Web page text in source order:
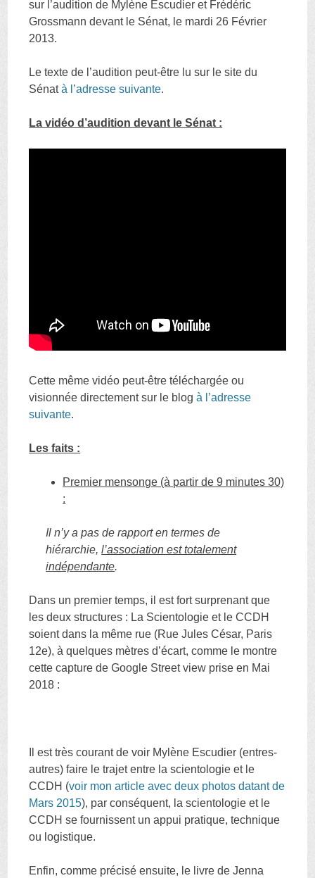
sur l’audition de Mylène Escudier et Frédéric
Grossmann devant le Sénat, le mardi 26 Février
2013.
Le texte de l’audition peut-être lu sur le site du
Sénatà l’adresse suivante.
La vidéo d’audition devant le Sénat :
Cette même vidéo peut-être téléchargée ou
visionnée directement sur le blogà l’adresse
suivante.
Les faits :
Premier mensonge (à partir de 9 minutes 30)
:
Il n’y a pas de rapport en termes de
hiérarchie,l’association est totalement
indépendante.
Dans un premier temps, il est fort surprenant que
les deux structures : La Scientologie et le CCDH
soient dans la même rue (Rue Jules César, Paris
12e), à quelques mètres d’écart, comme le montre
cette capture de Google Street view prise en Mai
2018 :
Il est très courant de voir Mylène Escudier (entres-
autres) faire le trajet entre la scientologie et le
CCDH (voir mon article avec deux photos datant de
Mars 2015), par conséquent, la scientologie et le
CCDH se fournissent un appui pratique, technique
ou logistique.
Enfin, comme précisé ensuite, le livre de Jenna